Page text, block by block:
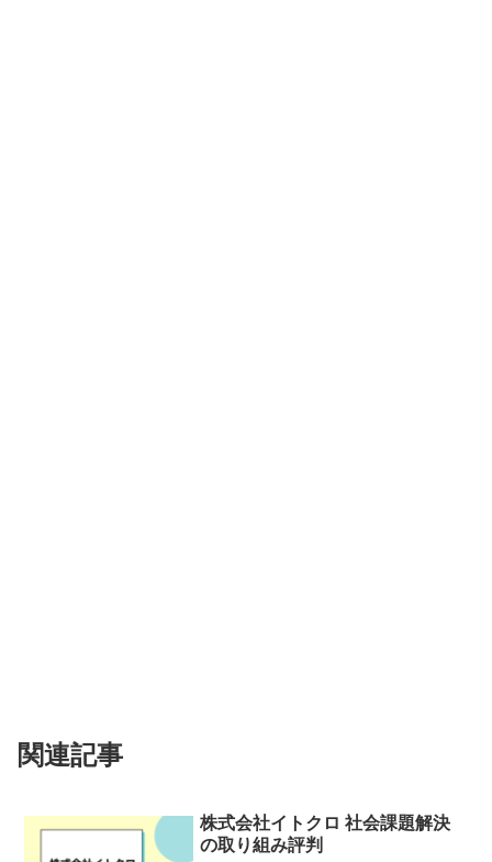
関連記事
株式会社イトクロ 社会課題解決
の取り組み評判